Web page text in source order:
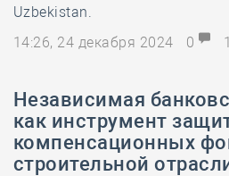
Uzbekistan.
14:26, 24 декабря 2024
0
Независимая
как инструмент
компенсационных
строительной